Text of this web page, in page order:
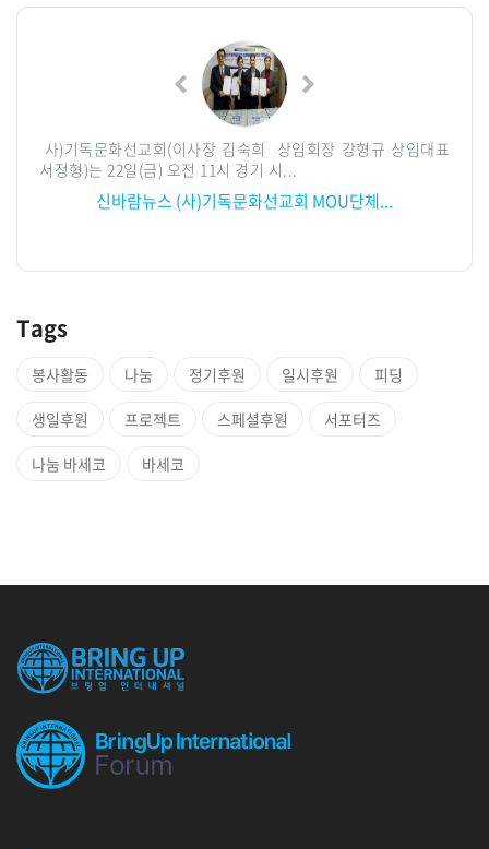
사)기독문화선교회(이사장 김숙희 상임회장 강형규 상임대표
서정형)는 22일(금) 오전 11시 경기 시...
신바람뉴스 (사)기독문화선교회 MOU단체...
Tags
봉사활동 나눔 정기후원 일시후원 피딩
생일후원 프로젝트 스페셜후원 서포터즈
나눔 바세코 바세코